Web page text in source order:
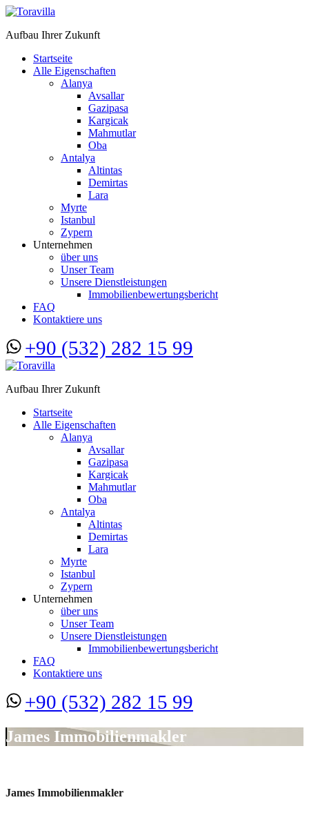
Aufbau Ihrer Zukunft
Startseite
Alle Eigenschaften
Alanya
Avsallar
Gazipasa
Kargicak
Mahmutlar
Oba
Antalya
Altintas
Demirtas
Lara
Myrte
Istanbul
Zypern
Unternehmen
über uns
Unser Team
Unsere Dienstleistungen
Immobilienbewertungsbericht
FAQ
Kontaktiere uns
+90 (532) 282 15 99
Aufbau Ihrer Zukunft
Startseite
Alle Eigenschaften
Alanya
Avsallar
Gazipasa
Kargicak
Mahmutlar
Oba
Antalya
Altintas
Demirtas
Lara
Myrte
Istanbul
Zypern
Unternehmen
über uns
Unser Team
Unsere Dienstleistungen
Immobilienbewertungsbericht
FAQ
Kontaktiere uns
+90 (532) 282 15 99
James Immobilienmakler
James Immobilienmakler